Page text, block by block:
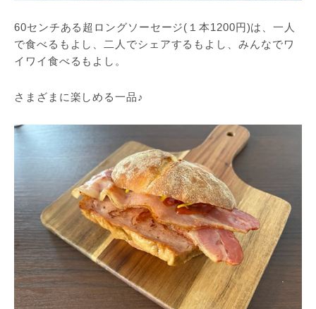
60センチある超ロングソーセージ(１本1200円)は、一人
で食べるもよし、二人でシェアするもよし、みんなでワ
イワイ食べるもよし。
さまざまに楽しめる一品♪